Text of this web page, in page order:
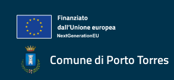
Comune di Porto Torres